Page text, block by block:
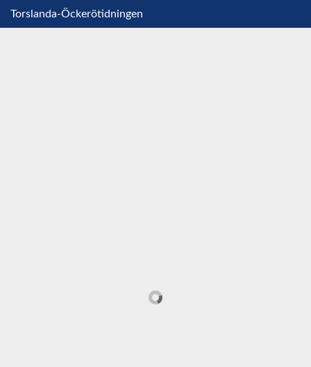
Torslanda-Öckerötidningen